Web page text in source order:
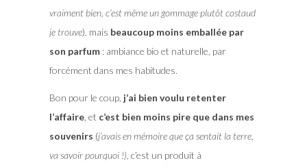
vraiment bien, c’est même un gommage plutôt costaud
je trouve), mais beaucoup moins emballée par
son parfum: ambiance bio et naturelle, par
forcément dans mes habitudes.
Bon pour le coup, j’ai bien voulu retenter
l’affaire, et c’est bien moins pire que dans mes
souvenirs (j’avais en mémoire que ça sentait la terre,
va savoir pourquoi !) , c’est un produit à